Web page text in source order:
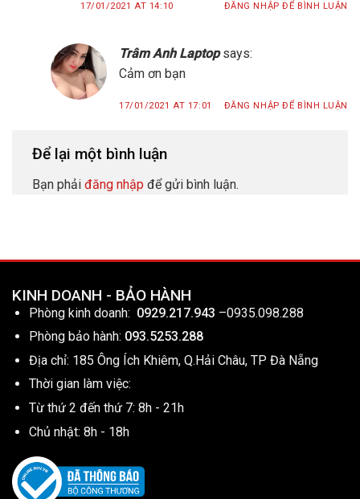
17/01/2021 AT 14:10 ĐĂNG NHẬP ĐỂ BÌNH LUẬN
Trâm Anh Laptop says:
Cảm ơn bạn
17/01/2021 AT 17:01 ĐĂNG NHẬP ĐỂ BÌNH LUẬN
Để lại một bình luận
Bạn phải đăng nhập để gửi bình luận.
KINH DOANH - BẢO HÀNH
Phòng kinh doanh: 0929.217.943 –0935.098.288
Phòng bảo hành: 093.5253.288
Địa chỉ: 185 Ông Ích Khiêm, Q.Hải Châu, TP Đà Nẵng
Thời gian làm việc:
Từ thứ 2 đến thứ 7: 8h - 21h
Chủ nhật: 8h - 18h